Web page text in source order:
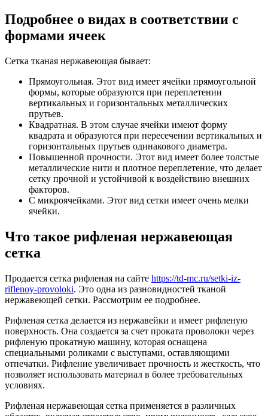
Подробнее о видах в соответствии с
формами ячеек
Сетка тканая нержавеющая бывает:
Прямоугольная. Этот вид имеет ячейки прямоугольной
формы, которые образуются при переплетении
вертикальных и горизонтальных металлических
прутьев.
Квадратная. В этом случае ячейки имеют форму
квадрата и образуются при пересечении вертикальных и
горизонтальных прутьев одинакового диаметра.
Повышенной прочности. Этот вид имеет более толстые
металлические нити и плотное переплетение, что делает
сетку прочной и устойчивой к воздействию внешних
факторов.
С микроячейками. Этот вид сетки имеет очень мелки
ячейки.
Что такое рифленая нержавеющая
сетка
Продается сетка рифленая на сайте https://td-mc.ru/setki-iz-
riflenoy-provoloki. Это одна из разновидностей тканой
нержавеющей сетки. Рассмотрим ее подробнее.
Рифленая сетка делается из нержавейки и имеет рифленую
поверхность. Она создается за счет проката проволоки через
рифленую прокатную машину, которая оснащена
специальными роликами с выступами, оставляющими
отпечатки. Рифление увеличивает прочность и жесткость, что
позволяет использовать материал в более требовательных
условиях.
Рифленая нержавеющая сетка применяется в различных